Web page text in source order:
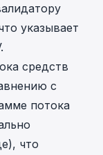
указывает
средств
с
потока
что